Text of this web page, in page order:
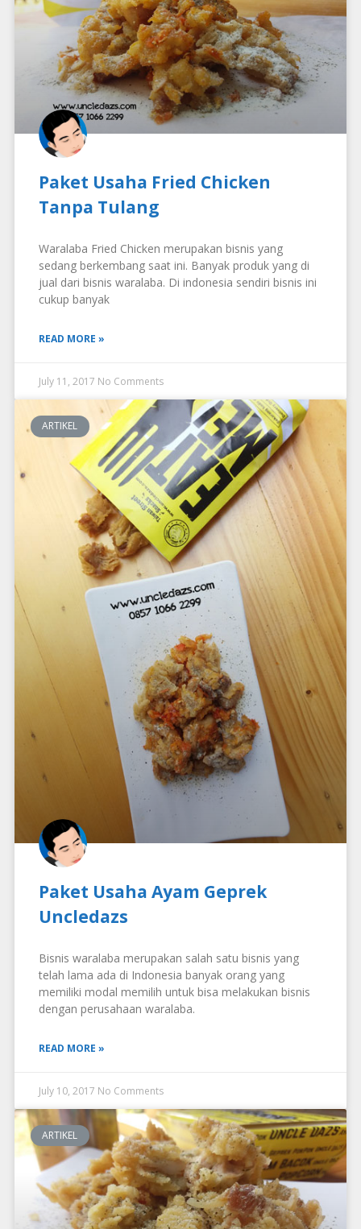
Paket Usaha Fried Chicken
Tanpa Tulang
Waralaba Fried Chicken merupakan bisnis yang
sedang berkembang saat ini. Banyak produk yang di
jual dari bisnis waralaba. Di indonesia sendiri bisnis ini
cukup banyak
READ MORE »
July 11, 2017 No Comments
ARTIKEL
Paket Usaha Ayam Geprek
Uncledazs
Bisnis waralaba merupakan salah satu bisnis yang
telah lama ada di Indonesia banyak orang yang
memiliki modal memilih untuk bisa melakukan bisnis
dengan perusahaan waralaba.
READ MORE »
July 10, 2017 No Comments
ARTIKEL